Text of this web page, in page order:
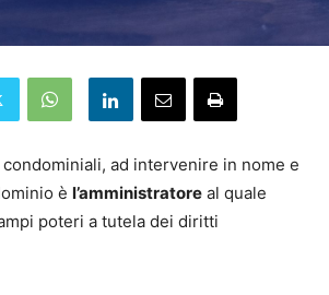
ad intervenire in nome e
è l’amministratore al quale
poteri a tutela dei diritti